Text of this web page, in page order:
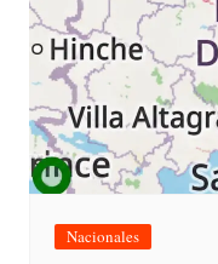
Nacionales